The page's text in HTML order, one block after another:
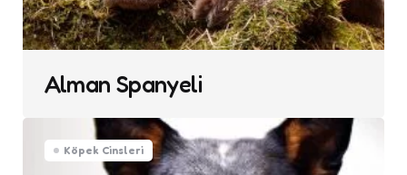
Alman Spanyeli
Köpek Cinsleri